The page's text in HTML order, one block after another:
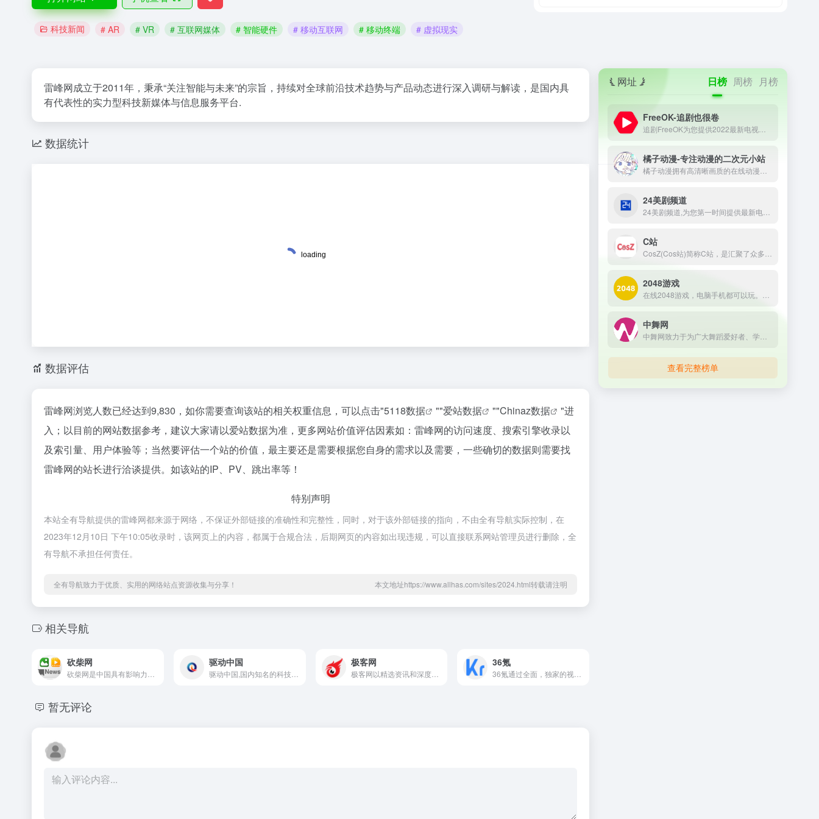
科技新闻 # AR # VR # 互联网媒体 # 智能硬件 # 移动互联网 # 移动终端 # 虚拟现实
雷峰网成立于2011年，秉承“关注智能与未来”的宗旨，持续对全球前沿技术趋势与产品动态进行深入调研与解读，是国内具
有代表性的实力型科技新媒体与信息服务平台.
数据统计
数据评估
雷峰网浏览人数已经达到9,830，如你需要查询该站的相关权重信息，可以点击"5118数据 ""爱站数据 ""Chinaz数据
"进
入；以目前的网站数据参考，建议大家请以爱站数据为准，更多网站价值评估因素如：雷峰网的访问速度、搜索引擎收录以
及索引量、用户体验等；当然要评估一个站的价值，最主要还是需要根据您自身的需求以及需要，一些确切的数据则需要找
雷峰网的站长进行洽谈提供。如该站的IP、PV、跳出率等！
特别声明
本站全有导航提供的雷峰网都来源于网络，不保证外部链接的准确性和完整性，同时，对于该外部链接的指向，不由全有导航实际控制，在
2023年12月10日 下午10:05收录时，该网页上的内容，都属于合规合法，后期网页的内容如出现违规，可以直接联系网站管理员进行删除，全
有导航不承担任何责任。
全有导航致力于优质、实用的网络站点资源收集与分享！ 本文地址https://www.allhas.com/sites/2024.html转载请注明
相关导航
砍柴网 驱动中国 极客网
极客网以精选资讯和深度评论联接科技商业创新者、观察者和读者，探索科技创新在新商业变革中的角色和能量。
36氪
暂无评论
网址 日榜 周榜 月榜
FreeOK-追剧也很卷
橘子动漫-专注动漫的二次元小站
24美剧频道
C站
2048游戏
中舞网
查看完整榜单